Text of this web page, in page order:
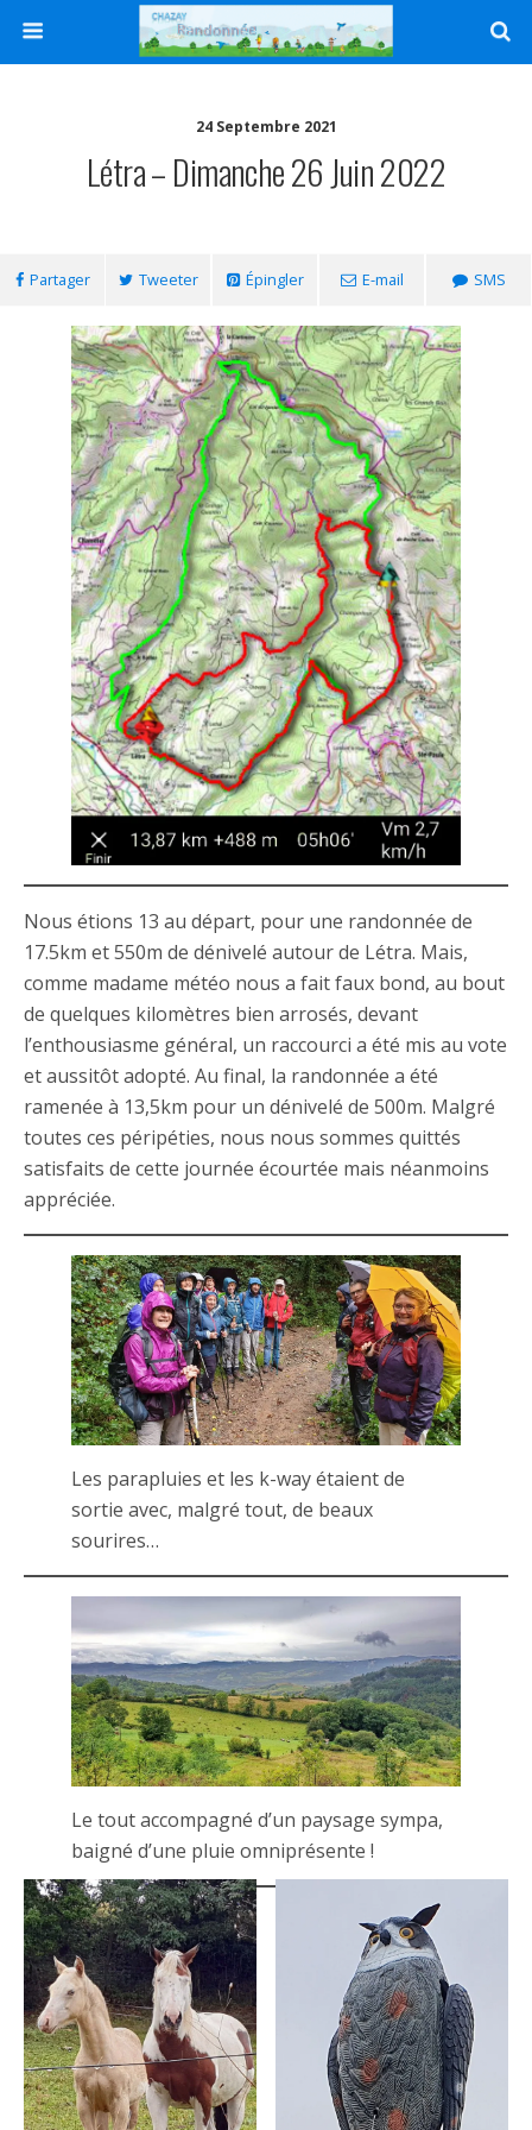
24 Septembre 2021
Létra – Dimanche 26 Juin 2022
Partager Tweeter Épingler E-mail SMS
Nous étions 13 au départ, pour une randonnée de
17.5km et 550m de dénivelé autour de Létra. Mais,
comme madame météo nous a fait faux bond, au bout
de quelques kilomètres bien arrosés, devant
l’enthousiasme général, un raccourci a été mis au vote
et aussitôt adopté. Au final, la randonnée a été
ramenée à 13,5km pour un dénivelé de 500m. Malgré
toutes ces péripéties, nous nous sommes quittés
satisfaits de cette journée écourtée mais néanmoins
appréciée.
Les parapluies et les k-way étaient de
sortie avec, malgré tout, de beaux
sourires…
Le tout accompagné d’un paysage sympa,
baigné d’une pluie omniprésente !